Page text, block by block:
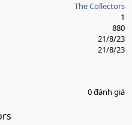
The Collectors
1
880
21/8/23
21/8/23
0 đánh giá